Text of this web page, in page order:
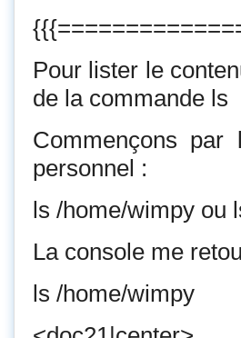
Pour lister le
de la commande ls
Commençons
personnel :
ls /home/wimpy ou
La console me
ls /home/wimpy